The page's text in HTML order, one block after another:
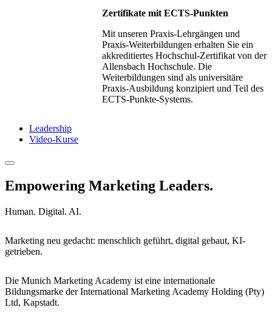
Zertifikate mit ECTS-Punkten
Mit unseren Praxis-Lehrgängen und
Praxis-Weiterbildungen erhalten Sie ein
akkreditiertes Hochschul-Zertifikat von der
Allensbach Hochschule. Die
Weiterbildungen sind als universitäre
Praxis-Ausbildung konzipiert und Teil des
ECTS-Punkte-Systems.
Leadership
Video-Kurse
Empowering Marketing Leaders.
Human. Digital. AI.
Marketing neu gedacht: menschlich geführt, digital gebaut, KI-
getrieben.
Die Munich Marketing Academy ist eine internationale
Bildungsmarke der International Marketing Academy Holding (Pty)
Ltd, Kapstadt.